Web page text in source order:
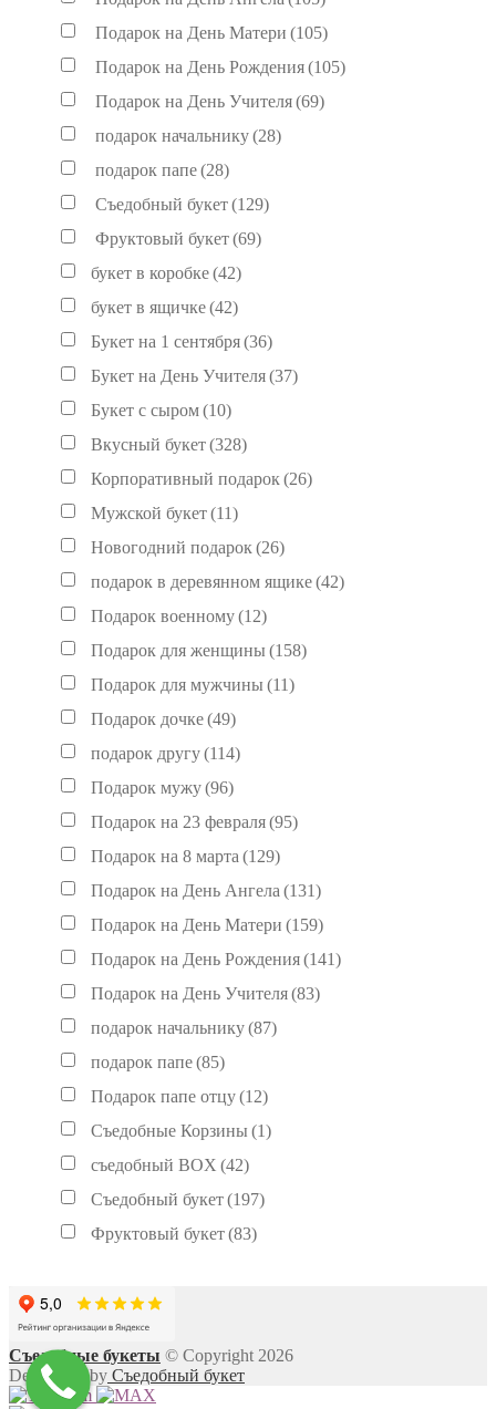
Подарок на День Матери (105)
Подарок на День Рождения(105)
Подарок на День Учителя(69)
подарок начальнику(28)
подарок папе(28)
Съедобный букет(129)
Фруктовый букет(69)
букет в коробке(42)
букет в ящичке(42)
Букет на 1 сентября(36)
Букет на День Учителя(37)
Букет с сыром(10)
Вкусный букет(328)
Корпоративный подарок (26)
Мужской букет(11)
Новогодний подарок (26)
подарок в деревянном ящике(42)
Подарок военному(12)
Подарок для женщины (158)
Подарок для мужчины (11)
Подарок дочке(49)
подарок другу(114)
Подарок мужу(96)
Подарок на 23 февраля(95)
Подарок на 8 марта (129)
Подарок на День Ангела (131)
Подарок на День Матери (159)
Подарок на День Рождения(141)
Подарок на День Учителя(83)
подарок начальнику(87)
подарок папе(85)
Подарок папе отцу(12)
Съедобные Корзины (1)
съедобный BOX (42)
Съедобный букет(197)
Фруктовый букет(83)
Съедобные букеты © Copyright 2026
Developed by Съедобный букет